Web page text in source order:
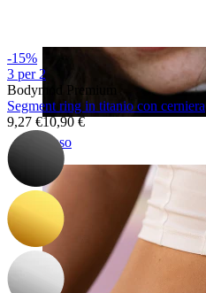
Naso
-15%
3 per 2
Bodymod Premium
Segment ring in titanio con cerniera
9,27 €10,90 €